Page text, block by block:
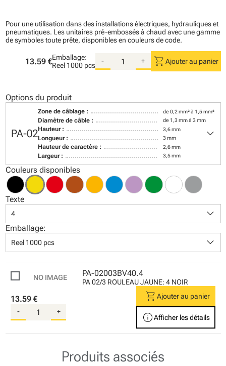
Pour une utilisation dans des installations électriques, hydrauliques et
pneumatiques. Les unitaires pré-embossés à chaud avec une gamme
de symboles toute prête, disponibles en couleurs de code.
13.59 €Emballage:
Reel 1000 pcs
- + shopping_cart Ajouter au panier
Options du produit
PA-02
Zone de câblage : de 0,2 mm² à 1,5 mm²
Diamètre de câble : de 1,3 mm à 3 mm
Hauteur : 3,6 mm
Longueur : 3 mm
Hauteur de caractère : 2,6 mm
Largeur : 3,5 mm
keyboard_arrow_down
Couleurs disponibles
Texte
4 keyboard_arrow_down
Emballage:
Reel 1000 pcs keyboard_arrow_down
PA-02003BV40.4
PA 02/3 ROULEAU JAUNE: 4 NOIR
13.59 €
- +
shopping_cart Ajouter au panier
infoAfficher les détails
Produits associés